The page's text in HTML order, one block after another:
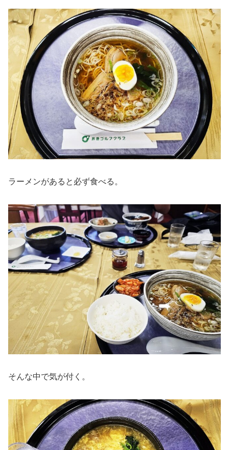
ラーメンがあると必ず食べる。
そんな中で気が付く。